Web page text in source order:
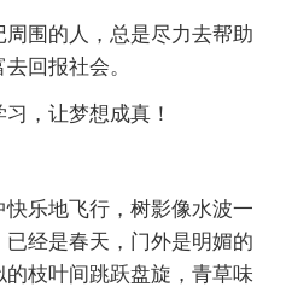
围的人，总是尽力去帮助
回报社会。
，让梦想成真！
乐地飞行，树影像水波一
经是春天，门外是明媚的
枝叶间跳跃盘旋，青草味